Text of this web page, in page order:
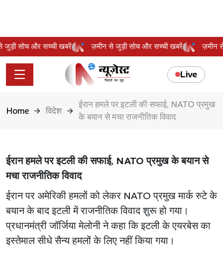
से जुड़ी सोच और सच्ची खबरें ज़मीन से जुड़ी सोच और सच्ची खबरें
Live
Home विदेश
ईरान हमले पर इटली की सफाई, NATO प्रमुख
के बयान से मचा राजनीतिक विवाद
ईरान हमले पर इटली की सफाई, NATO प्रमुख के बयान से
मचा राजनीतिक विवाद
ईरान पर अमेरिकी हमलों को लेकर NATO प्रमुख मार्क रुटे के
बयान के बाद इटली में राजनीतिक विवाद शुरू हो गया।
प्रधानमंत्री जॉर्जिया मेलोनी ने कहा कि इटली के एयरबेस का
इस्तेमाल सीधे सैन्य हमलों के लिए नहीं किया गया।